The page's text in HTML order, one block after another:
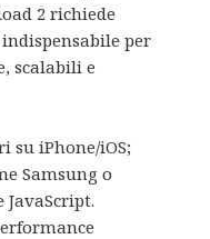
2 richiede
per
scalabili e
su iPhone/iOS;
Samsung o
JavaScript.